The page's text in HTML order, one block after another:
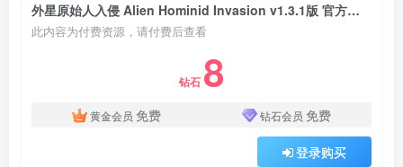
外星原始人入侵 Alien Hominid Invasion v1.3.1版 官方中文
此内容为付费资源，请付费后查看
钻石 8
黄金会员 免费 钻石会员 免费
登录购买